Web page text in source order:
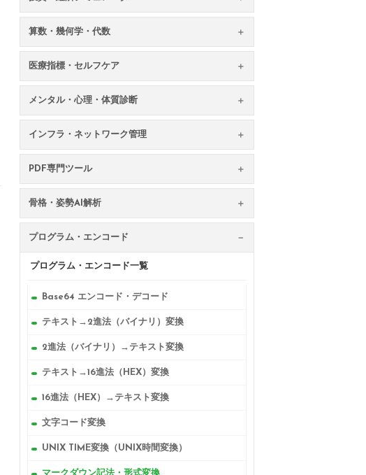
算数・幾何学・代数
医療指標・セルフケア
メンタル・心理・体質診断
インフラ・ネットワーク管理
PDF専門ツール
骨格・姿勢AI解析
プログラム・エンコード
プログラム・エンコード一覧
Base64 エンコード・デコード
テキスト→2進法（バイナリ）変換
2進法（バイナリ）→テキスト変換
テキスト→16進法（HEX）変換
16進法（HEX）→テキスト変換
文字コード変換
UNIX TIME変換（UNIX時間変換）